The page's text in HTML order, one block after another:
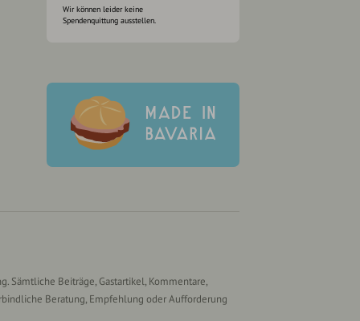
Wir können leider keine
Spendenquittung ausstellen.
Beiträge, Gastartikel, Kommentare,
Beratung, Empfehlung oder Aufforderung